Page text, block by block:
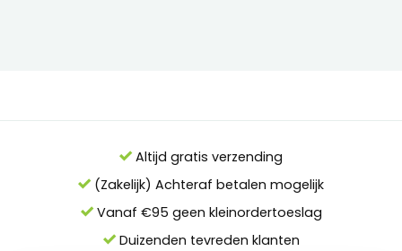
Altijd gratis verzending
(Zakelijk) Achteraf betalen mogelijk
Vanaf €95 geen kleinordertoeslag
Duizenden tevreden klanten